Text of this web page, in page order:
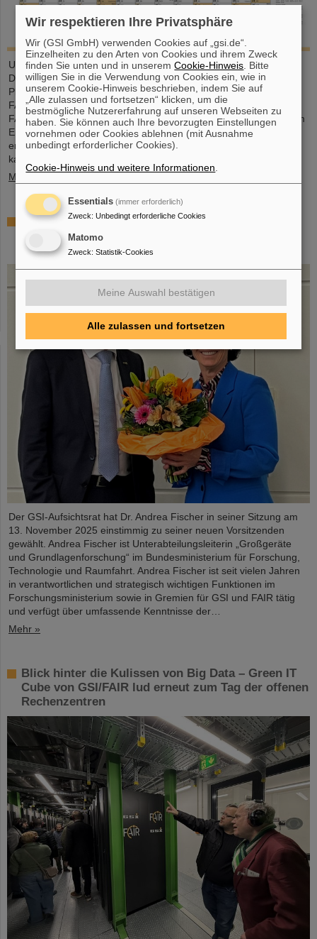
Unser großformatiger DIN-A2-Kalender bietet eine übersichtliche
Darstellung aller Feiertage und Schulferien sowie ausreichend
Platz für persönliche Notizen. Mit attraktiven Bildern von GSI und
FAIR ist er ein praktischer Begleiter durchs ganze Jahr. GSI- und
FAIR-Mitarbeitende können den Kalender direkt im Foyer oder am
Empfang in der Borsigstraße abholen. Externe Interessent*innen
erhalten ihn per Post: Bitte senden Sie eine E-Mail an gsi-
kalender(at)gsi.de mit Name, vollständiger Anschrift…
Mehr »
Dr. Andrea Fischer aus dem
Bundesforschungsministerium zur neuen GSI-
Aufsichtsratsvorsitzenden gewählt
Der GSI-Aufsichtsrat hat Dr. Andrea Fischer in seiner Sitzung am
13. November 2025 einstimmig zu seiner neuen Vorsitzenden
gewählt. Andrea Fischer ist Unterabteilungsleiterin „Großgeräte
und Grundlagenforschung“ im Bundesministerium für Forschung,
Technologie und Raumfahrt. Andrea Fischer ist seit vielen Jahren
in verantwortlichen und strategisch wichtigen Funktionen im
Forschungsministerium sowie in Gremien für GSI und FAIR tätig
und verfügt über umfassende Kenntnisse der…
Mehr »
Blick hinter die Kulissen von Big Data – Green IT
Cube von GSI/FAIR lud erneut zum Tag der offenen
Rechenzentren
Wir respektieren Ihre Privatsphäre
Wir (GSI GmbH) verwenden Cookies auf „gsi.de“.
Einzelheiten zu den Arten von Cookies und ihrem Zweck
finden Sie unten und in unseremCookie-Hinweis . Bitte
willigen Sie in die Verwendung von Cookies ein, wie in
unserem Cookie-Hinweis beschrieben, indem Sie auf
„Alle zulassen und fortsetzen“ klicken, um die
bestmögliche Nutzererfahrung auf unseren Webseiten zu
haben. Sie können auch Ihre bevorzugten Einstellungen
vornehmen oder Cookies ablehnen (mit Ausnahme
unbedingt erforderlicher Cookies).
Cookie-Hinweis und weitere Informationen
Essentials (immer erforderlich)
Zweck: Unbedingt erforderliche Cookies
Matomo
Zweck: Statistik-Cookies
Meine Auswahl bestätigen
Alle zulassen und fortsetzen